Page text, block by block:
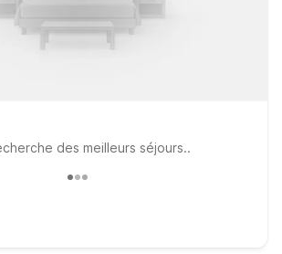
des meilleurs séjours..